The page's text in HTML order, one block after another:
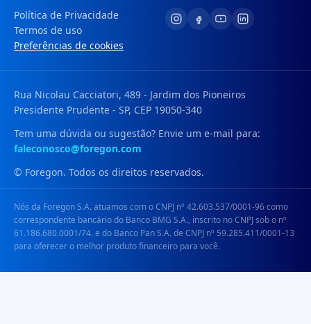
Política de Privacidade
Termos de uso
Preferências de cookies
Rua Nicolau Cacciatori, 489 - Jardim dos Pioneiros
Presidente Prudente - SP, CEP 19050-340
Tem uma dúvida ou sugestão? Envie um e-mail para:
faleconosco@foregon.com
© Foregon. Todos os direitos reservados.
Nós da Foregon S.A. atuamos com o CNPJ nº 42.603.537/0001-96 como
correspondente bancário do Banco BMG S.A., inscrito no CNPJ sob o nº
61.186.680.0001/74. e do Banco Pan S.A. de CNPJ nº 59.285.411/0001-13
para oferecer o melhor produto financeiro para você.